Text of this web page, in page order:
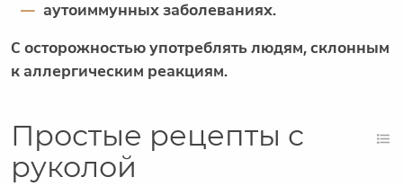
аутоиммунных заболеваниях.
С осторожностью употреблять людям, склонным
к аллергическим реакциям.
Простые рецепты с
руколой